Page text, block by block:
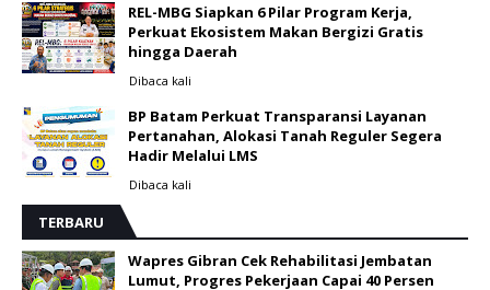
REL-MBG Siapkan 6 Pilar Program Kerja,
Perkuat Ekosistem Makan Bergizi Gratis
hingga Daerah
Dibaca kali
BP Batam Perkuat Transparansi Layanan
Pertanahan, Alokasi Tanah Reguler Segera
Hadir Melalui LMS
Dibaca kali
TERBARU
Wapres Gibran Cek Rehabilitasi Jembatan
Lumut, Progres Pekerjaan Capai 40 Persen